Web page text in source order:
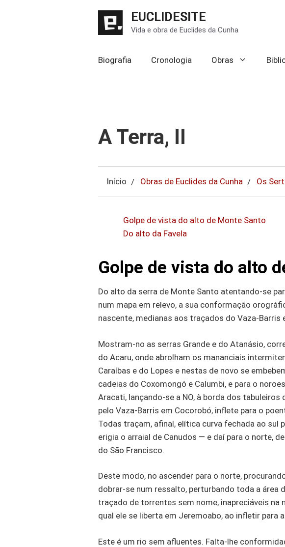
EUCLIDESITE
Vida e obra de Euclides da Cunha
Biografia Cronologia Obras
A Terra, II
Início Obras de Euclides da Cunha Os
Golpe de vista do alto de Monte Santo
Do alto da Favela
Golpe de vista do alto
Do alto da serra de Monte Santo atentando-se
num mapa em relevo, a sua conformação
nascente, medianas aos traçados do Vaza-Barris
Mostram-no as serras Grande e do Atanásio,
do Acaru, onde abrolham os mananciais
Caraíbas e do Lopes e nestas de novo se
cadeias do Coxomongó e Calumbi, e para o
Aracati, lançando-se a NO, à borda dos tabuleiros
pelo Vaza-Barris em Cocorobó, inflete para o
Todas traçam, afinal, elítica curva fechada ao sul
erigia o arraial de Canudos — e daí para o norte,
do São Francisco.
Deste modo, no ascender para o norte,
dobrar-se num ressalto, perturbando toda a área
traçado de torrentes sem nome, inapreciáveis
qual ele se liberta em Jeremoabo, ao infletir para
Este é um rio sem afluentes. Falta-lhe